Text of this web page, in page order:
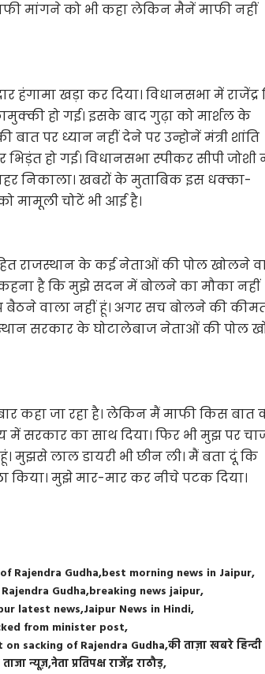
मांगने को भी कहा लेकिन मैनें माफी नहीं
हंगामा खड़ा कर दिया। विधानसभा में राजेंद्र
हो गई। इसके बाद गुढ़ा को मार्शल के
पर ध्यान नहीं देने पर उन्होनें मंत्री शांति
हो गई। विधानसभा स्पीकर सीपी जोशी
निकाला। खबरों के मुताबिक इस धक्का-
मामूली चोटें भी आई है।
राजस्थान के कई नेताओं की पोल खोलने
है कि मुझे सदन में बोलने का मौका नहीं
बैठने वाला नहीं हूं। अगर सच बोलने की
सरकार के घोटालेबाज नेताओं की पोल
कहा जा रहा है। लेकिन मैं माफी किस बात
सरकार का साथ दिया। फिर भी मुझ पर
मुझसे लाल डायरी भी छीन ली। मैं बता दूं कि
मुझे मार-मार कर नीचे पटक दिया।
Rajendra Gudha best morning news in Jaipur
Gudha breaking news jaipur
latest news Jaipur News in Hindi
from minister post
on sacking of Rajendra Gudhaकी ताज़ा खबरे
न्यूज़नेता प्रतिपक्ष राजेंद्र राठौड़